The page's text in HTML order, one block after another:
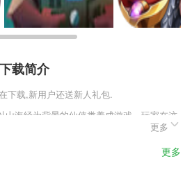
载简介
下载,新用户还送新人礼包.
山海经为背景的仙侠类养成游戏。玩家在这
的山海世界，还能够遇到看到更多耳熟能详
为真实的山海冒险。山海有灵妖正式版尚未
大家体验，感兴趣的朋友可以尝试啦!
更多
更多